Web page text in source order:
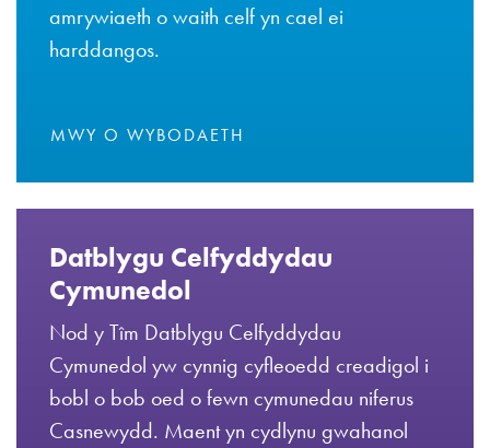
amrywiaeth o waith celf yn cael ei
harddangos.
MWY O WYBODAETH
Datblygu Celfyddydau
Cymunedol
Nod y Tîm Datblygu Celfyddydau
Cymunedol yw cynnig cyfleoedd creadigol i
bobl o bob oed o fewn cymunedau niferus
Casnewydd. Maent yn cydlynu gwahanol